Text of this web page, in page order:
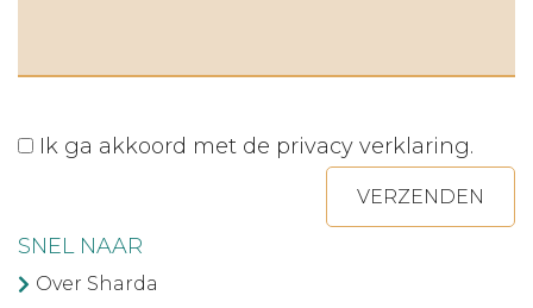
Ik ga akkoord met de privacy verklaring.
VERZENDEN
SNEL NAAR
Over Sharda